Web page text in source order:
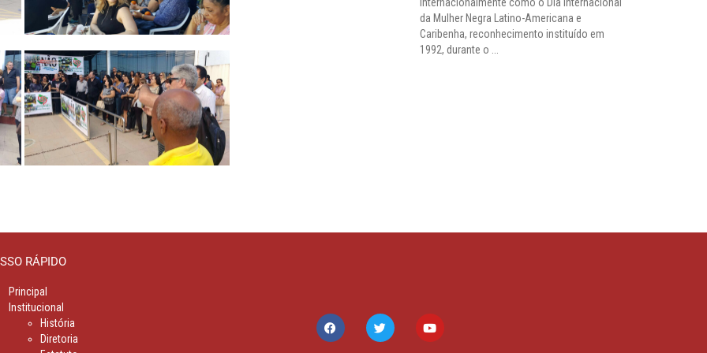
da Mulher Negra Latino-Americana e
Caribenha, reconhecimento instituído em
1992, durante o ...
RÁPIDO
Principal
Institucional
História
Diretoria